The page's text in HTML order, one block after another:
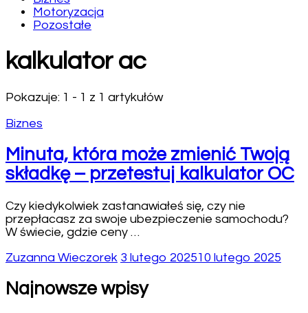
Motoryzacja
Pozostałe
kalkulator ac
Pokazuje: 1 - 1 z 1 artykułów
Biznes
Minuta, która może zmienić Twoją
składkę – przetestuj kalkulator OC
Czy kiedykolwiek zastanawiałeś się, czy nie
przepłacasz za swoje ubezpieczenie samochodu?
W świecie, gdzie ceny …
Zuzanna Wieczorek 3 lutego 202510 lutego 2025
Najnowsze wpisy